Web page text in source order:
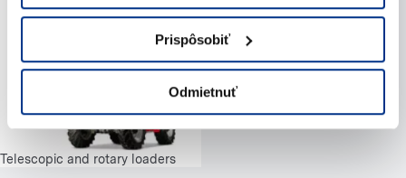
Prispôsobiť
Odmietnuť
Telescopic and rotary loaders